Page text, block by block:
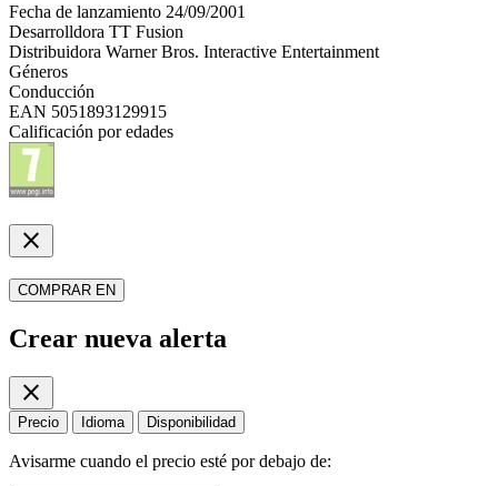
Fecha de lanzamiento 24/09/2001
Desarrolldora TT Fusion
Distribuidora Warner Bros. Interactive Entertainment
Géneros
Conducción
EAN 5051893129915
Calificación por edades
close
COMPRAR EN
Crear nueva alerta
close
Precio Idioma Disponibilidad
Avisarme cuando el precio esté por debajo de: